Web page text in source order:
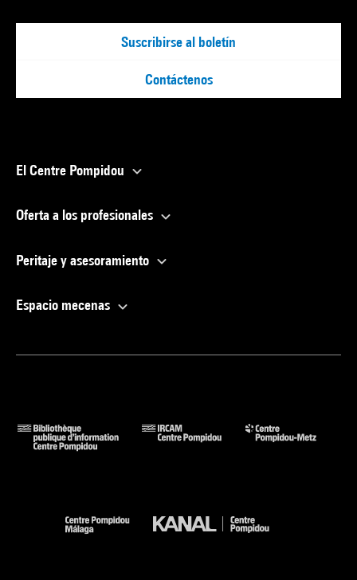
Suscribirse al boletín
Contáctenos
El Centre Pompidou
Oferta a los profesionales
Peritaje y asesoramiento
Espacio mecenas